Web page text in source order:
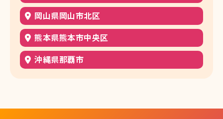
岡山県岡山市北区
熊本県熊本市中央区
沖縄県那覇市